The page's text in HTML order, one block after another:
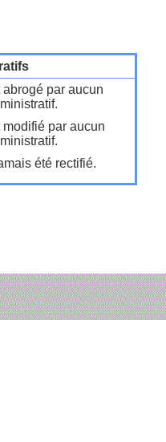
par aucun
par aucun
été rectifié.